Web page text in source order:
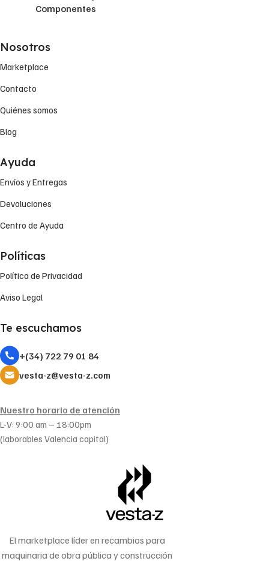
Componentes
Nosotros
Marketplace
Contacto
Quiénes somos
Blog
Ayuda
Envíos y Entregas
Devoluciones
Centro de Ayuda
Políticas
Política de Privacidad
Aviso Legal
Te escuchamos
+(34) 722 79 01 84
vesta-z@vesta-z.com
Nuestro horario de atención
L-V: 9:00 am – 18:00pm
(laborables Valencia capital)
El marketplace líder en recambios para
maquinaria de obra pública y construcción